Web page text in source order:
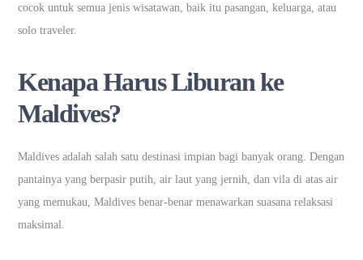
cocok untuk semua jenis wisatawan, baik itu pasangan, keluarga, atau
solo traveler.
Kenapa Harus Liburan ke
Maldives?
Maldives adalah salah satu destinasi impian bagi banyak orang. Dengan
pantainya yang berpasir putih, air laut yang jernih, dan vila di atas air
yang memukau, Maldives benar-benar menawarkan suasana relaksasi
maksimal.